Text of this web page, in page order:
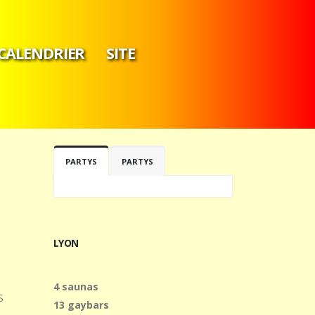
SITE
PARTYS PARTYS
LYON
4 saunas
13 gaybars